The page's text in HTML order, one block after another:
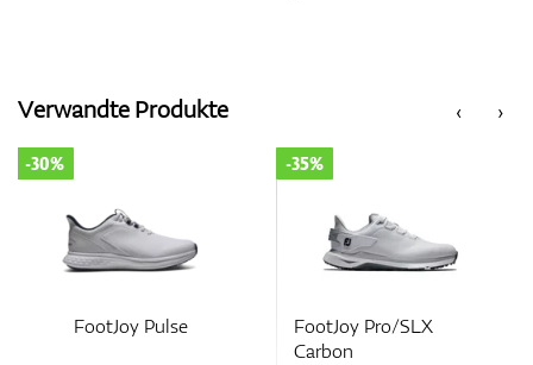
‹
Verwandte Produkte ›
FootJoy Pulse
-30%
FootJoy Pro/SLX
Carbon
-35%